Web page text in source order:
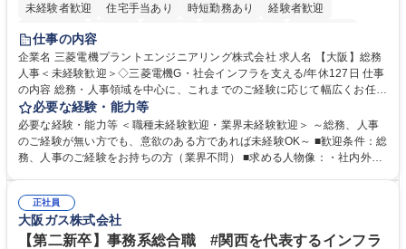
未経験者歓迎 住宅手当あり 時短勤務あり
経験者歓迎
退職金あり
駅近5分以内
土日祝休み 服装自由 寮・社宅あり 食事補助あり
仕事の内容
企業名 三菱電機プラントエンジニアリング株式会社 求人名 【大阪】総務
人事＜未経験歓迎＞◇三菱電機G・社会インフラを支える/年休127日 仕事
の内容 総務・人事領域を中心に、これまでのご経験に応じて幅広くお任せ
します。 ＜具体的には＞ ・総務/人事労務（給与・社保・勤怠管理など）
・採用・教育研修 ・福利厚生運用 など ※基本的には事務所勤務ですが、
採用や教育等の業務内容により、関西圏以外への日帰り・宿泊を伴う国内
出張もございます。 ※担当業務を持ちつつ、お互いに助け合いながら、総
必要な経験・能力等
必要な経験・能力等 ＜職種未経験歓迎・業界未経験歓迎＞ ～総務、人事
のご経験が無い方でも、意欲のある方であれば未経験OK～ ■歓迎条件：総
務、人事のご経験をお持ちの方（業界不問） ■求める人物像：・社内外の
正社員
大阪ガス株式会社
【第二新卒】事務系総合職 #関西を代表するインフラ